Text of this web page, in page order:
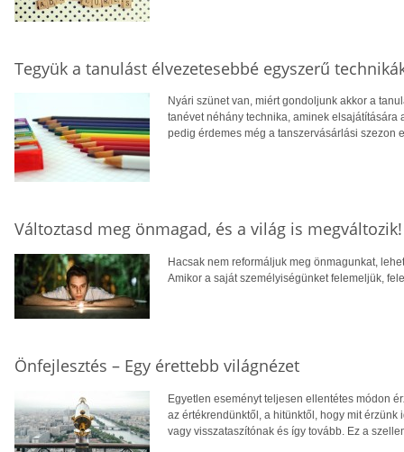
Tegyük a tanulást élvezetesebbé egyszerű
Nyári szünet van, miért gondoljunk akkor a
tanévet néhány technika, aminek
pedig érdemes még a tanszervásárlási szezon
Változtasd meg önmagad, és a világ is megváltozik!
Hacsak nem reformáljuk meg önmagunkat,
Amikor a saját személyiségünket felemeljük,
Önfejlesztés – Egy érettebb világnézet
Egyetlen eseményt teljesen ellentétes módon
az értékrendünktől, a hitünktől, hogy mit
vagy visszataszítónak és így tovább. Ez a